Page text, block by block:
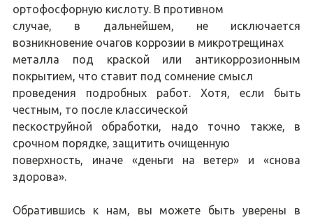
ортофосфорную кислоту. В противном
случае, в дальнейшем, не исключается
возникновение очагов коррозии в микротрещинах
металла под краской или антикоррозионным
покрытием, что ставит под сомнение смысл
проведения подробных работ. Хотя, если быть
честным, то после классической
пескоструйной обработки, надо точно также, в
срочном порядке, защитить очищенную
поверхность, иначе «деньги на ветер» и «снова
здорова».
Обратившись к нам, вы можете быть уверены в